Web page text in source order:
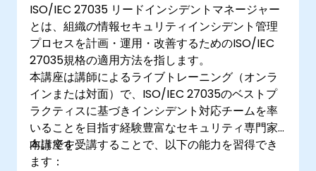
ISO/IEC 27035 リードインシデントマネージャー
とは、組織の情報セキュリティインシデント管理
プロセスを計画・運用・改善するためのISO/IEC
27035規格の適用方法を指します。
本講座は講師によるライブトレーニング（オンラ
インまたは対面）で、ISO/IEC 27035のベストプ
ラクティスに基づきインシデント対応チームを率
いることを目指す経験豊富なセキュリティ専門家
向けです。
本講座を受講することで、以下の能力を習得でき
ます：